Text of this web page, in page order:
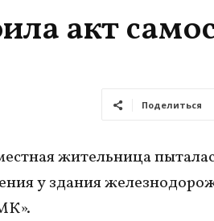
акт
Поделиться
жительница
у здания